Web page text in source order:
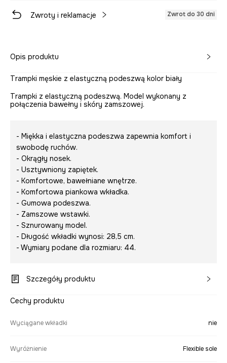
Zwroty i reklamacje Zwrot do 30 dni
Opis produktu
Trampki męskie z elastyczną podeszwą kolor biały
Trampki z elastyczną podeszwą. Model wykonany z
połączenia bawełny i skóry zamszowej.
- Miękka i elastyczna podeszwa zapewnia komfort i
swobodę ruchów.
- Okrągły nosek.
- Usztywniony zapiętek.
- Komfortowe, bawełniane wnętrze.
- Komfortowa piankowa wkładka.
- Gumowa podeszwa.
- Zamszowe wstawki.
- Sznurowany model.
- Długość wkładki wynosi: 28,5 cm.
- Wymiary podane dla rozmiaru: 44.
Szczegóły produktu
Cechy produktu
Wyciągane wkładki nie
Wyróżnienie Flexible sole